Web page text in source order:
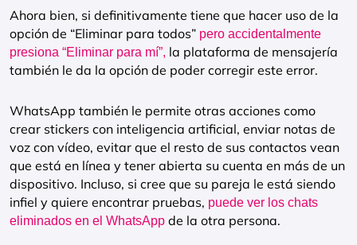
Ahora bien, si definitivamente tiene que hacer uso de la
opción de “Eliminar para todos” pero accidentalmente
presiona “Eliminar para mí”, la plataforma de mensajería
también le da la opción de poder corregir este error.
WhatsApp también le permite otras acciones como
crear stickers con inteligencia artificial, enviar notas de
voz con vídeo, evitar que el resto de sus contactos vean
que está en línea y tener abierta su cuenta en más de un
dispositivo. Incluso, si cree que su pareja le está siendo
infiel y quiere encontrar pruebas, puede ver los chats
eliminados en el WhatsApp de la otra persona.